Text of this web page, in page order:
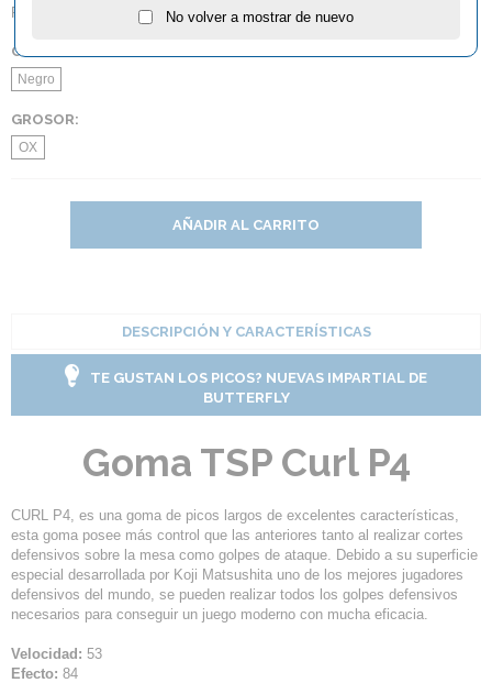
Picos Largos
COLOR:
Negro
GROSOR:
OX
AÑADIR AL CARRITO
DESCRIPCIÓN Y CARACTERÍSTICAS
TE GUSTAN LOS PICOS? NUEVAS IMPARTIAL DE
BUTTERFLY
Goma TSP Curl P4
CURL P4, es una goma de picos largos de excelentes características,
esta goma posee más control que las anteriores tanto al realizar cortes
defensivos sobre la mesa como golpes de ataque. Debido a su superficie
especial desarrollada por Koji Matsushita uno de los mejores jugadores
defensivos del mundo, se pueden realizar todos los golpes defensivos
necesarios para conseguir un juego moderno con mucha eficacia.
Velocidad: 53
Efecto: 84
No volver a mostrar de nuevo